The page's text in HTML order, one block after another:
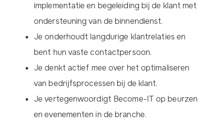
implementatie en begeleiding bij de klant met
ondersteuning van de binnendienst.
Je onderhoudt langdurige klantrelaties en
bent hun vaste contactpersoon.
Je denkt actief mee over het optimaliseren
van bedrijfsprocessen bij de klant.
Je vertegenwoordigt Become-IT op beurzen
en evenementen in de branche.